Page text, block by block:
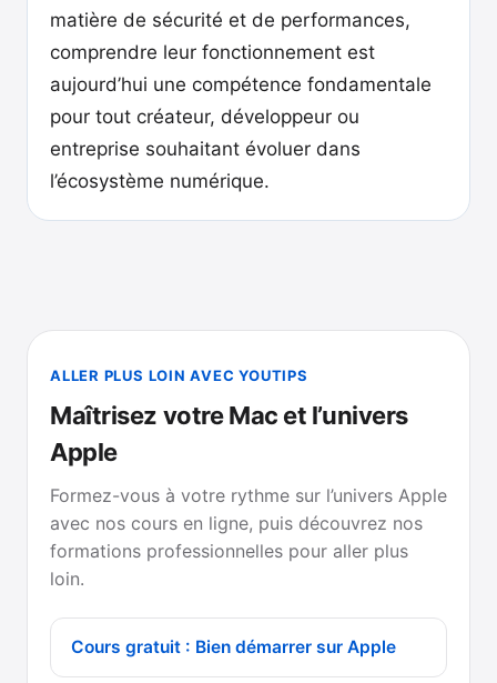
matière de sécurité et de performances,
comprendre leur fonctionnement est
aujourd’hui une compétence fondamentale
pour tout créateur, développeur ou
entreprise souhaitant évoluer dans
l’écosystème numérique.
ALLER PLUS LOIN AVEC YOUTIPS
Maîtrisez votre Mac et l’univers
Apple
Formez-vous à votre rythme sur l’univers Apple
avec nos cours en ligne, puis découvrez nos
formations professionnelles pour aller plus
loin.
Cours gratuit : Bien démarrer sur Apple